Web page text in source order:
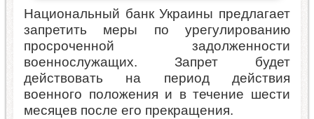
Национальный банк Украины предлагает
запретить меры по урегулированию
просроченной задолженности
военнослужащих. Запрет будет
действовать на период действия
военного положения и в течение шести
месяцев после его прекращения.